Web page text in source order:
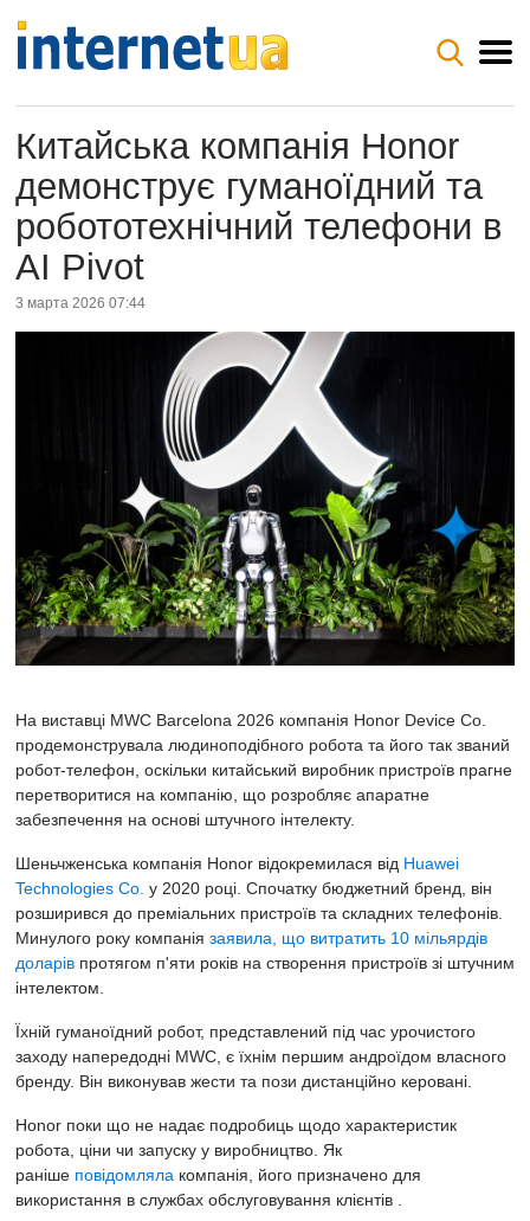
Китайська компанія Honor
демонструє гуманоїдний та
робототехнічний телефони в
AI Pivot
3 марта 2026 07:44
На виставці MWC Barcelona 2026 компанія Honor Device Co.
продемонструвала людиноподібного робота та його так званий
робот-телефон, оскільки китайський виробник пристроїв прагне
перетворитися на компанію, що розробляє апаратне
забезпечення на основі штучного інтелекту.
Шеньчженська компанія Honor відокремилася від Huawei
Technologies Co. у 2020 році. Спочатку бюджетний бренд, він
розширився до преміальних пристроїв та складних телефонів.
Минулого року компанія заявила, що витратить 10 мільярдів
доларів протягом п'яти років на створення пристроїв зі штучним
інтелектом.
Їхній гуманоїдний робот, представлений під час урочистого
заходу напередодні MWC, є їхнім першим андроїдом власного
бренду. Він виконував жести та пози дистанційно керовані.
Honor поки що не надає подробиць щодо характеристик
робота, ціни чи запуску у виробництво. Як
раніше повідомляла компанія, його призначено для
використання в службах обслуговування клієнтів .